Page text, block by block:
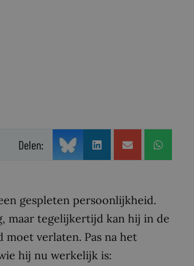
Delen:
gespleten persoonlijkheid.
maar tegelijkertijd kan hij in de
verlaten. Pas na het
hij nu werkelijk is: